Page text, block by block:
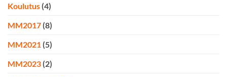
Koulutus (4)
MM2017 (8)
MM2021 (5)
MM2023 (2)